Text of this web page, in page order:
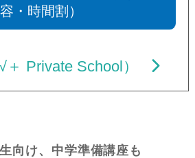
・時間割）
Private School）
向け、中学準備講座も